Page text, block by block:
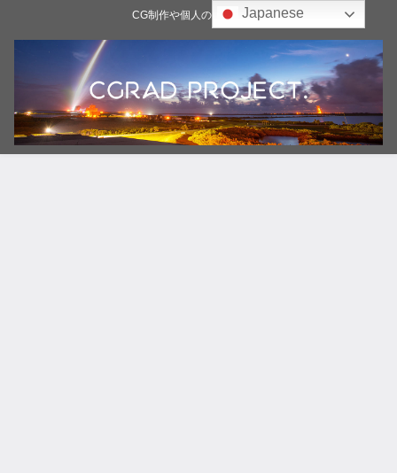
CG制作や個人の雑記ブログJapanese